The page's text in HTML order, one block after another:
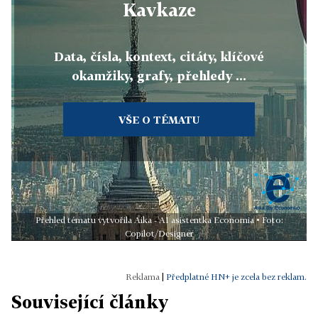
Kavkaze
Data, čísla, kontext, citáty, klíčové
okamžiky, grafy, přehledy ...
VŠE O TÉMATU
Přehled tématu vytvořila Aika - AI asistentka Economia • Foto:
Copilot/Designer
Předplatné HN+ je zcela bez reklam.
Související články